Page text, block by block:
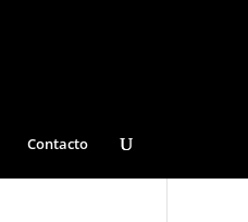
Contacto